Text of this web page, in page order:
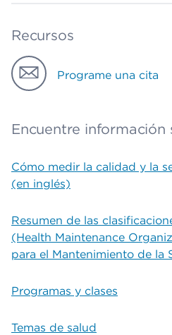
Recursos
Programe una cita
Encuentre información
Cómo medir la calidad y la
(en inglés)
Resumen de las
(Health Maintenance
para el Mantenimiento de la
Programas y clases
Temas de salud